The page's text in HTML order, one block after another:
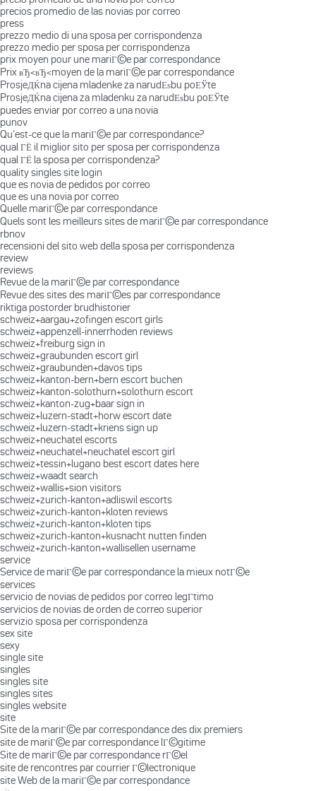
precios promedio de las novias por correo
press
prezzo medio di una sposa per corrispondenza
prezzo medio per sposa per corrispondenza
prix moyen pour une mariГ©e par correspondance
Prix вЂ‹вЂ‹moyen de la mariГ©e par correspondance
ProsjeДЌna cijena mladenke za narudЕѕbu poЕЎte
ProsjeДЌna cijena za mladenku za narudЕѕbu poЕЎte
puedes enviar por correo a una novia
punov
Qu'est-ce que la mariГ©e par correspondance?
qual ГЁ il miglior sito per sposa per corrispondenza
qual ГЁ la sposa per corrispondenza?
quality singles site login
que es novia de pedidos por correo
que es una novia por correo
Quelle mariГ©e par correspondance
Quels sont les meilleurs sites de mariГ©e par correspondance
rbnov
recensioni del sito web della sposa per corrispondenza
review
reviews
Revue de la mariГ©e par correspondance
Revue des sites des mariГ©es par correspondance
riktiga postorder brudhistorier
schweiz+aargau+zofingen escort girls
schweiz+appenzell-innerrhoden reviews
schweiz+freiburg sign in
schweiz+graubunden escort girl
schweiz+graubunden+davos tips
schweiz+kanton-bern+bern escort buchen
schweiz+kanton-solothurn+solothurn escort
schweiz+kanton-zug+baar sign in
schweiz+luzern-stadt+horw escort date
schweiz+luzern-stadt+kriens sign up
schweiz+neuchatel escorts
schweiz+neuchatel+neuchatel escort girl
schweiz+tessin+lugano best escort dates here
schweiz+waadt search
schweiz+wallis+sion visitors
schweiz+zurich-kanton+adliswil escorts
schweiz+zurich-kanton+kloten reviews
schweiz+zurich-kanton+kloten tips
schweiz+zurich-kanton+kusnacht nutten finden
schweiz+zurich-kanton+wallisellen username
service
Service de mariГ©e par correspondance la mieux notГ©e
services
servicio de novias de pedidos por correo legГ­timo
servicios de novias de orden de correo superior
servizio sposa per corrispondenza
sex site
sexy
single site
singles
singles site
singles sites
singles website
site
Site de la mariГ©e par correspondance des dix premiers
site de mariГ©e par correspondance lГ©gitime
Site de mariГ©e par correspondance rГ©el
site de rencontres par courrier Г©lectronique
site Web de la mariГ©e par correspondance